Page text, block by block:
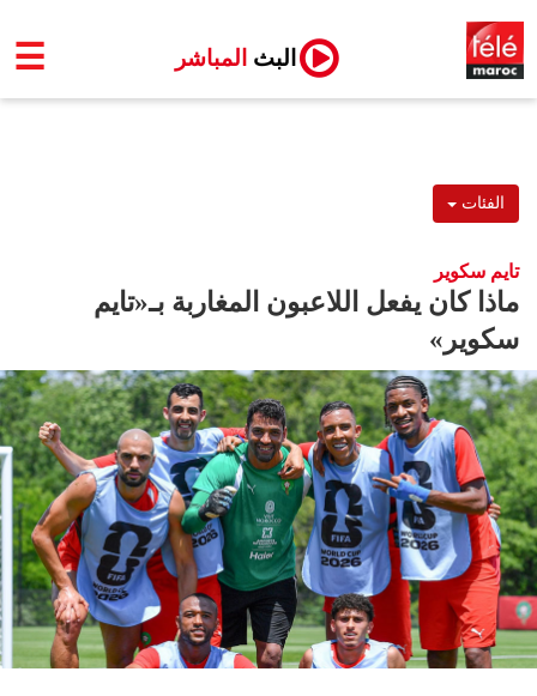
☰ البث المباشر
الفئات
تايم سكوير
ماذا كان يفعل اللاعبون المغاربة بـ«تايم
سكوير»